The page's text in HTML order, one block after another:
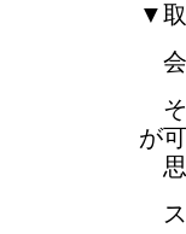
▼
会
そ
が
思
ス